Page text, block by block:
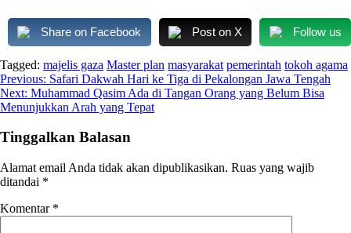
Share on Facebook Post on X Follow us
Tagged: majelis gaza Master plan masyarakat pemerintah tokoh agama
Navigasi
pos
Previous: Safari Dakwah Hari ke Tiga di Pekalongan Jawa Tengah
Next: Muhammad Qasim Ada di Tangan Orang yang Belum Bisa
Menunjukkan Arah yang Tepat
Tinggalkan Balasan
Alamat email Anda tidak akan dipublikasikan. Ruas yang wajib
ditandai *
Komentar *